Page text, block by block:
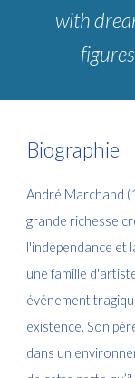
with
Biographie
André Marchand
grande richesse
l'indépendance et
une famille
événement
existence. Son
dans un